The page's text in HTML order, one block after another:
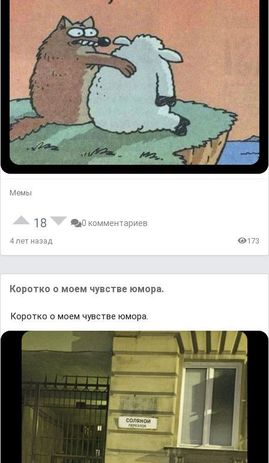
Мемы
18 0 комментариев
4 лет назад 173
Коротко о моем чувстве юмора.
Коротко о моем чувстве юмора.